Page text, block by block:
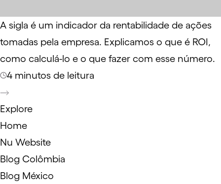
A sigla é um indicador da rentabilidade de ações
tomadas pela empresa. Explicamos o que é ROI,
como calculá-lo e o que fazer com esse número.
4 minutos de leitura
Explore
Home
Nu Website
Blog Colômbia
Blog México